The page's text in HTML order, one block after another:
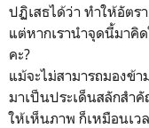
ปฏิเสธได้ว่า ทำให้อัตร
แต่หากเรานำจุดนี้มาคิ
คะ?
แม้จะไม่สามารถมองข้
มาเป็นประเด็นสลักสำ
ให้เห็นภาพ ก็เหมือนเ